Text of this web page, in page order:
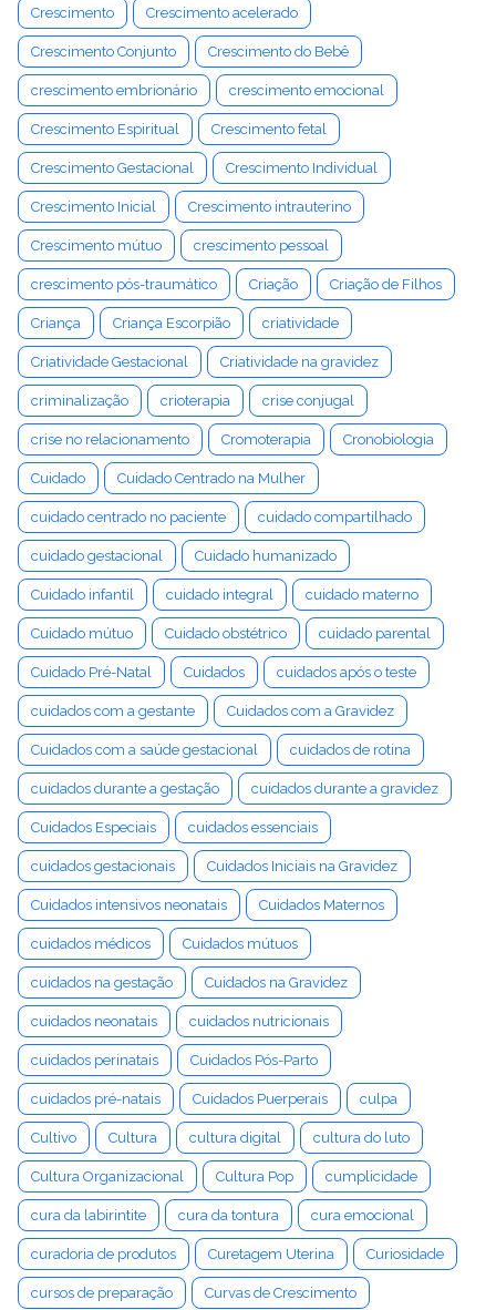
Crescimento Crescimento acelerado
Crescimento Conjunto Crescimento do Bebê
crescimento embrionário crescimento emocional
Crescimento Espiritual Crescimento fetal
Crescimento Gestacional Crescimento Individual
Crescimento Inicial Crescimento intrauterino
Crescimento mútuo crescimento pessoal
crescimento pós-traumático Criação Criação de Filhos
Criança Criança Escorpião criatividade
Criatividade Gestacional Criatividade na gravidez
criminalização crioterapia crise conjugal
crise no relacionamento Cromoterapia Cronobiologia
Cuidado Cuidado Centrado na Mulher
cuidado centrado no paciente cuidado compartilhado
cuidado gestacional Cuidado humanizado
Cuidado infantil cuidado integral cuidado materno
Cuidado mútuo Cuidado obstétrico cuidado parental
Cuidado Pré-Natal Cuidados cuidados após o teste
cuidados com a gestante Cuidados com a Gravidez
Cuidados com a saúde gestacional cuidados de rotina
cuidados durante a gestação cuidados durante a gravidez
Cuidados Especiais cuidados essenciais
cuidados gestacionais Cuidados Iniciais na Gravidez
Cuidados intensivos neonatais Cuidados Maternos
cuidados médicos Cuidados mútuos
cuidados na gestação Cuidados na Gravidez
cuidados neonatais cuidados nutricionais
cuidados perinatais Cuidados Pós-Parto
cuidados pré-natais Cuidados Puerperais culpa
Cultivo Cultura cultura digital cultura do luto
Cultura Organizacional Cultura Pop cumplicidade
cura da labirintite cura da tontura cura emocional
curadoria de produtos Curetagem Uterina Curiosidade
cursos de preparação Curvas de Crescimento